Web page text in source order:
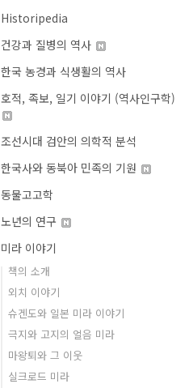
Historipedia
건강과 질병의 역사
한국 농경과 식생활의 역사
호적, 족보, 일기 이야기 (역사인구학)
조선시대 검안의 의학적 분석
한국사와 동북아 민족의 기원
동물고고학
노년의 연구
미라 이야기
책의 소개
외치 이야기
슈겐도와 일본 미라 이야기
극지와 고지의 얼음 미라
마왕퇴와 그 이웃
실크로드 미라